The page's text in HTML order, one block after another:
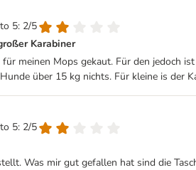
5: 2/5
Karabiner
meinen Mops gekaut. Für den jedoch
über 15 kg nichts. Für kleine is der
5: 2/5
Was mir gut gefallen hat sind die